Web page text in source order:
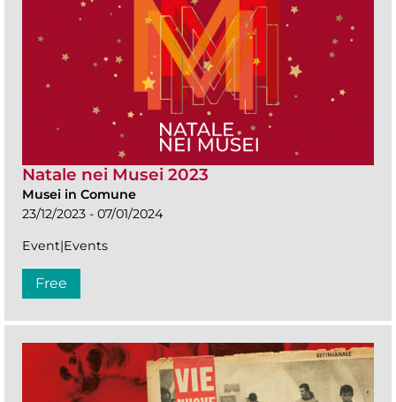
Natale nei Musei 2023
Musei in Comune
23/12/2023 - 07/01/2024
Event|Events
Free